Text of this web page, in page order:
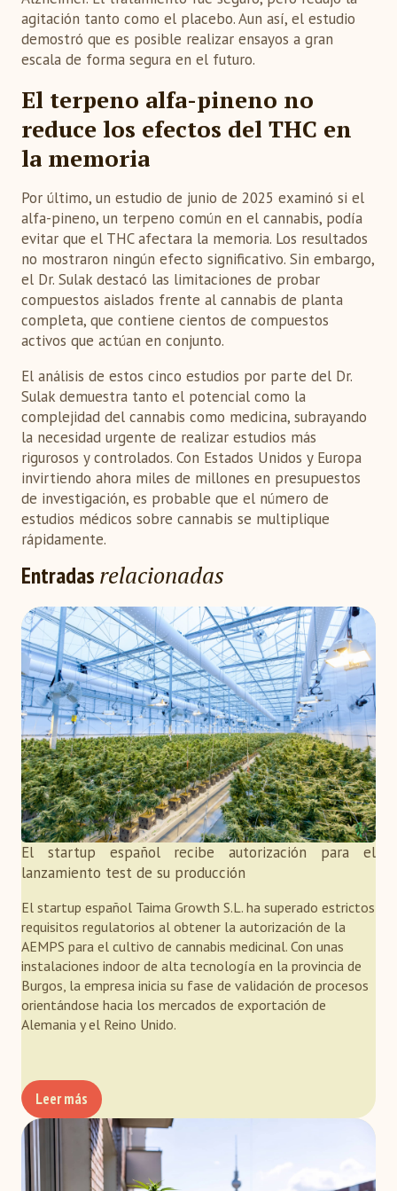
agitación tanto como el placebo. Aun así, el estudio
demostró que es posible realizar ensayos a gran
escala de forma segura en el futuro.
El terpeno alfa-pineno no
reduce los efectos del THC en
la memoria
Por último, un estudio de junio de 2025 examinó si el
alfa-pineno, un terpeno común en el cannabis, podía
evitar que el THC afectara la memoria. Los resultados
no mostraron ningún efecto significativo. Sin embargo,
el Dr. Sulak destacó las limitaciones de probar
compuestos aislados frente al cannabis de planta
completa, que contiene cientos de compuestos
activos que actúan en conjunto.
El análisis de estos cinco estudios por parte del Dr.
Sulak demuestra tanto el potencial como la
complejidad del cannabis como medicina, subrayando
la necesidad urgente de realizar estudios más
rigurosos y controlados. Con Estados Unidos y Europa
invirtiendo ahora miles de millones en presupuestos
de investigación, es probable que el número de
estudios médicos sobre cannabis se multiplique
rápidamente.
Entradas relacionadas
El startup español recibe autorización para el
lanzamiento test de su producción
El startup español Taima Growth S.L. ha superado estrictos
requisitos regulatorios al obtener la autorización de la
AEMPS para el cultivo de cannabis medicinal. Con unas
instalaciones indoor de alta tecnología en la provincia de
Burgos, la empresa inicia su fase de validación de procesos
orientándose hacia los mercados de exportación de
Alemania y el Reino Unido.
Leer más